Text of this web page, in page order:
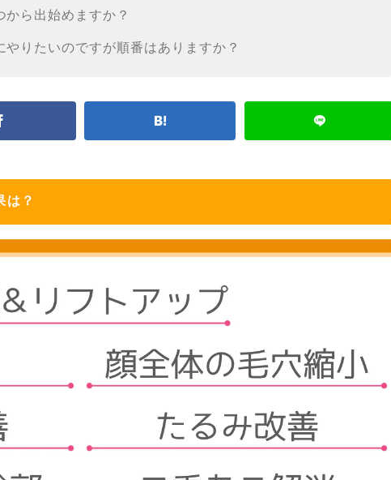
ら出始めますか？
りたいのですが順番はありますか？
は？